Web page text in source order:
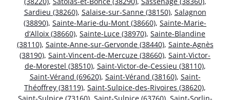
Sardieu (38260), Salaise-sur-Sanne (38150), Salagnon
(38890), Sainte-Marie-du-Mont (38660), Sainte-Marie-
d’Alloix (38660), Sainte-Luce (38970), Sainte-Blandine
(38110), Sainte-Anne-sur-Gervonde (38440), Sainte-Agnès
(38190), Saint-Vincent-de-Mercuze (38660), Saint-Victor-
de-Morestel (38510), Saint-Victor-de-Cessieu (38110),
Saint-Vérand (69620), Saint-Vérand (38160), Saint-
Théoffrey (38119), Saint-Sulpice-des-Rivoires (38620),